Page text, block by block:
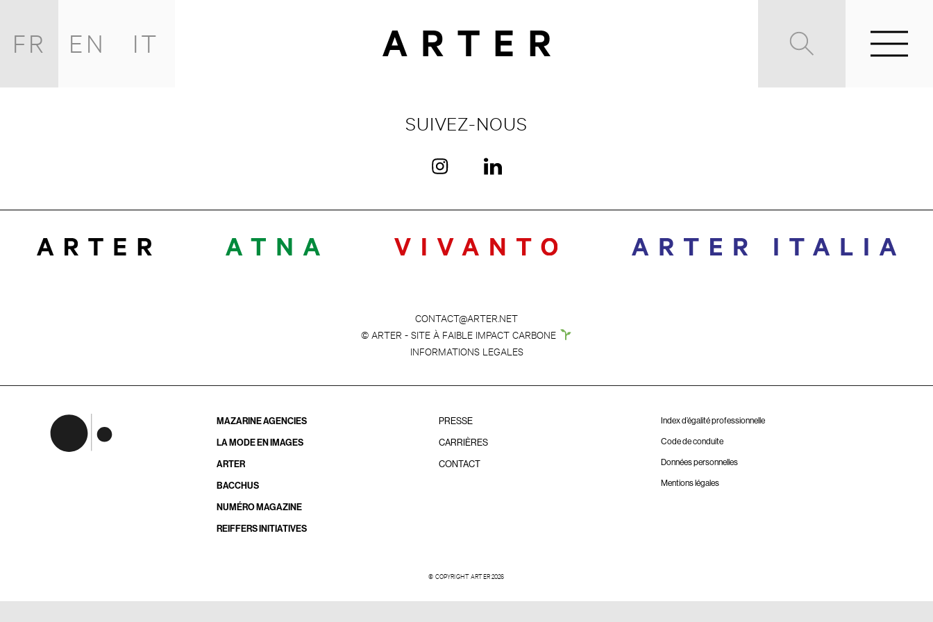
FR EN IT
SUIVEZ-NOUS
CONTACT@ARTER.NET
© ARTER - SITE À FAIBLE IMPACT CARBONE
INFORMATIONS LEGALES
MAZARINE AGENCIES
LA MODE EN IMAGES
ARTER
BACCHUS
NUMÉRO MAGAZINE
REIFFERS INITIATIVES
PRESSE
CARRIÈRES
CONTACT
Index d’égalité professionnelle
Code de conduite
Données personnelles
Mentions légales
© COPYRIGHT ARTER 2026